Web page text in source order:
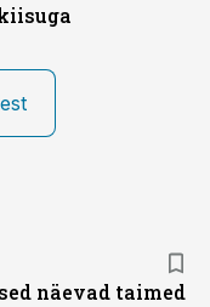
näevad taimed